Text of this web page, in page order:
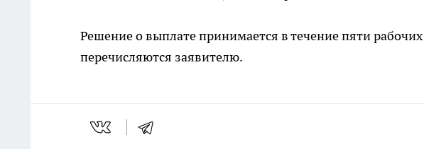
Решение о выплате принимается в течение пяти
перечисляются заявителю.